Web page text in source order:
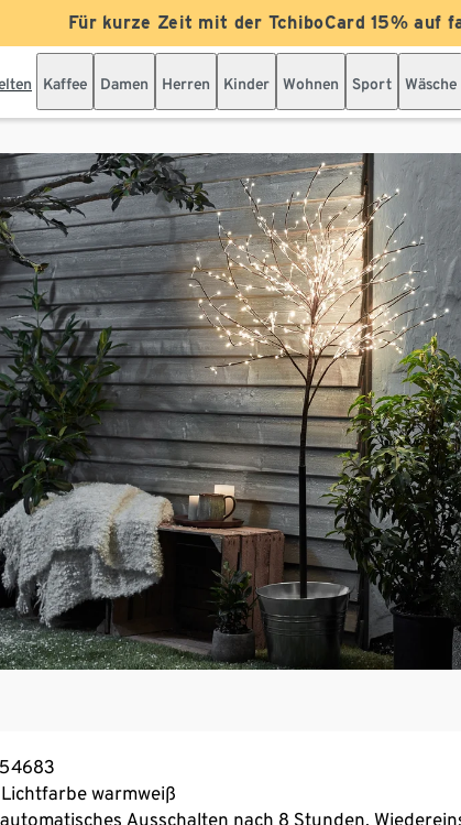
Für kurze Zeit mit der TchiboCard 15% auf
Kaffee Damen Herren Kinder Wohnen Sport Wäsche
warmweiß
Ausschalten nach 8 Stunden,